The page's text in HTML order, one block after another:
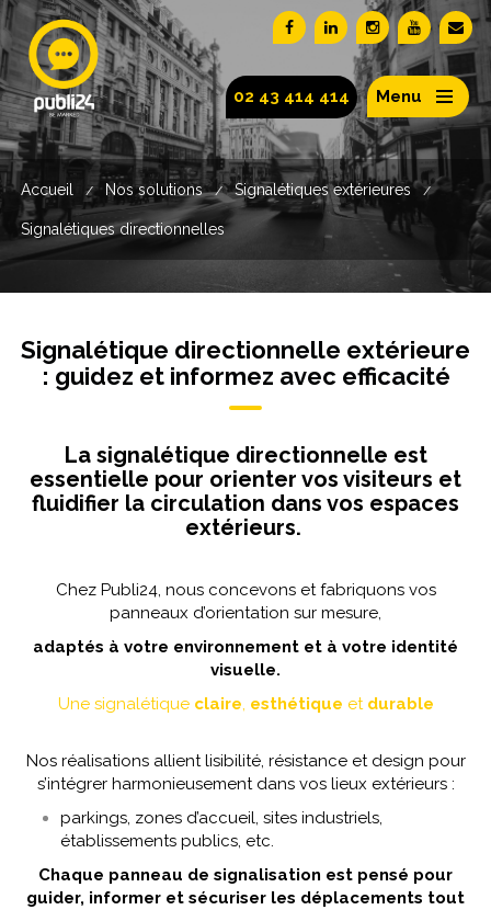
02 43 414 414 Menu
Accueil / Nos solutions / Signalétiques extérieures /
Signalétiques directionnelles
Signalétique directionnelle extérieure
: guidez et informez avec efficacité
La signalétique directionnelle est
essentielle pour orienter vos visiteurs et
fluidifier la circulation dans vos espaces
extérieurs.
Chez Publi24, nous concevons et fabriquons vos
panneaux d’orientation sur mesure,
adaptés à votre environnement et à votre identité
visuelle.
Une signalétique claire, esthétique et durable
Nos réalisations allient lisibilité, résistance et design pour
s’intégrer harmonieusement dans vos lieux extérieurs :
parkings, zones d’accueil, sites industriels,
établissements publics, etc.
Chaque panneau de signalisation est pensé pour
guider, informer et sécuriser les déplacements tout